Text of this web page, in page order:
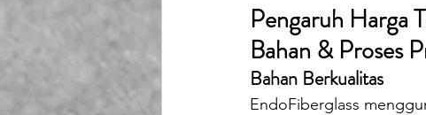
Pengaruh Harga
Bahan & Proses
Bahan Berkualitas
EndoFiberglass